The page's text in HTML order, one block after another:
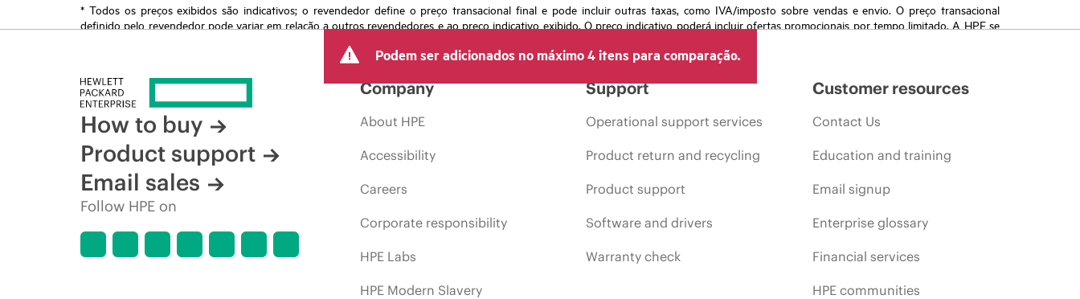
* Todos os preços exibidos são indicativos; o revendedor define o preço transacional final e pode incluir outras taxas, como IVA/imposto sobre vendas e envio. O preço transacional
definido pelo revendedor pode variar em relação a outros revendedores e ao preço indicativo exibido. O preço indicativo poderá incluir ofertas promocionais por tempo limitado. A HPE se
de produtos restrita, promoção no fim da vida útil e erros em anúncios.Podem ser adicionados no máximo 4 itens para comparação.
How to buy
Product support
Email sales
Follow HPE on
Company
About HPE
Accessibility
Careers
Corporate responsibility
HPE Labs
HPE Modern Slavery
Support
Operational support services
Product return and recycling
Product support
Software and drivers
Warranty check
Customer resources
Contact Us
Education and training
Email signup
Enterprise glossary
Financial services
HPE communities